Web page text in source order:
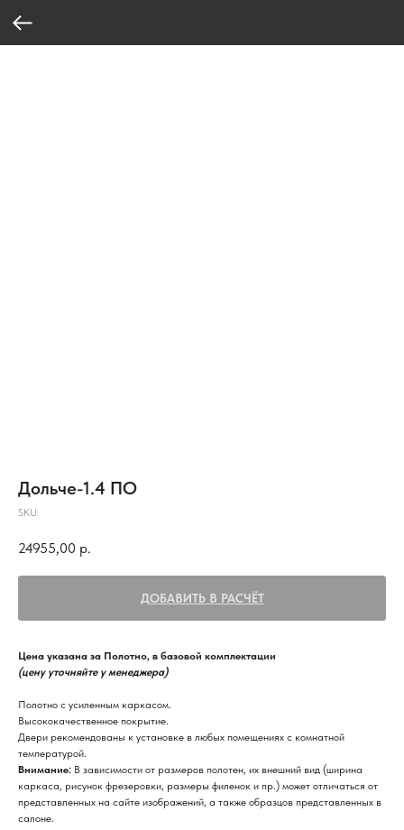
Дольче-1.4 ПО
SKU:
24955,00 р.
ДОБАВИТЬ В РАСЧЁТ
Цена указана за Полотно, в базовой комплектации
(цену уточняйте у менеджера)
Полотно с усиленным каркасом.
Высококачественное покрытие.
Двери рекомендованы к установке в любых помещениях с комнатной
температурой.
Внимание: В зависимости от размеров полотен, их внешний вид (ширина
каркаса, рисунок фрезеровки, размеры филенок и пр.) может отличаться от
представленных на сайте изображений, а также образцов представленных в
салоне.